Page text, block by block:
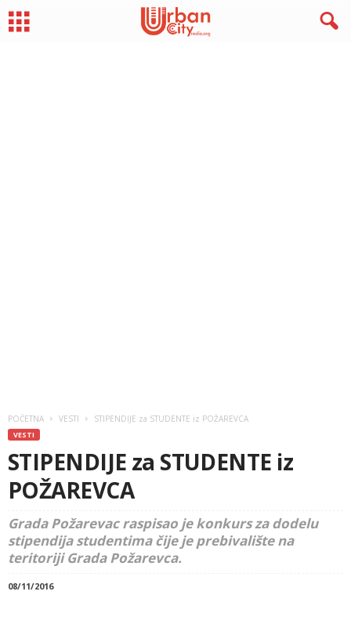
POČETNA VESTI STIPENDIJE za STUDENTE iz POŽAREVCA
VESTI
STIPENDIJE za STUDENTE iz
POŽAREVCA
Grada Požarevac raspisao je konkurs za dodelu
stipendija studentima čije je prebivalište na
teritoriji Grada Požarevca.
08/11/2016